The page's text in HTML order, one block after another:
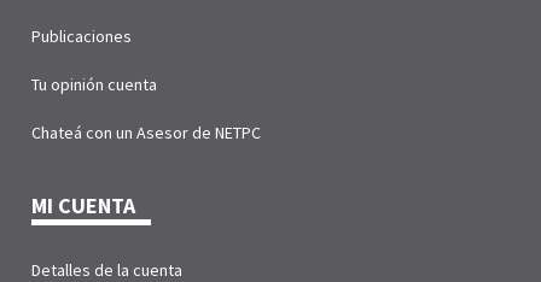
Publicaciones
Tu opinión cuenta
Chateá con un Asesor de NETPC
MI CUENTA
Detalles de la cuenta